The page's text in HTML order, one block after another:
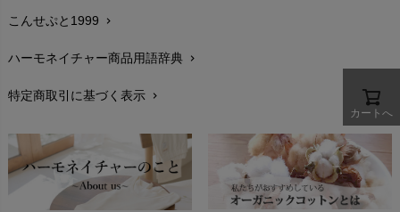
PRISTINE（プリスティン）
Molo（モロ）
My Little Cozmo（マイリトルコズモ）
NATURAPURA（ナチュラプラ）
Nukleus（ニュクレス）
カートへ
お手入れについて
レビューを書こうchevron_right
返品交換chevron_right
FAXでのご注文
お問い合わせchevron_right
こんせぷと1999 chevron_right
ハーモネイチャー商品用語辞典 chevron_right
特定商取引に基づく表示 chevron_right